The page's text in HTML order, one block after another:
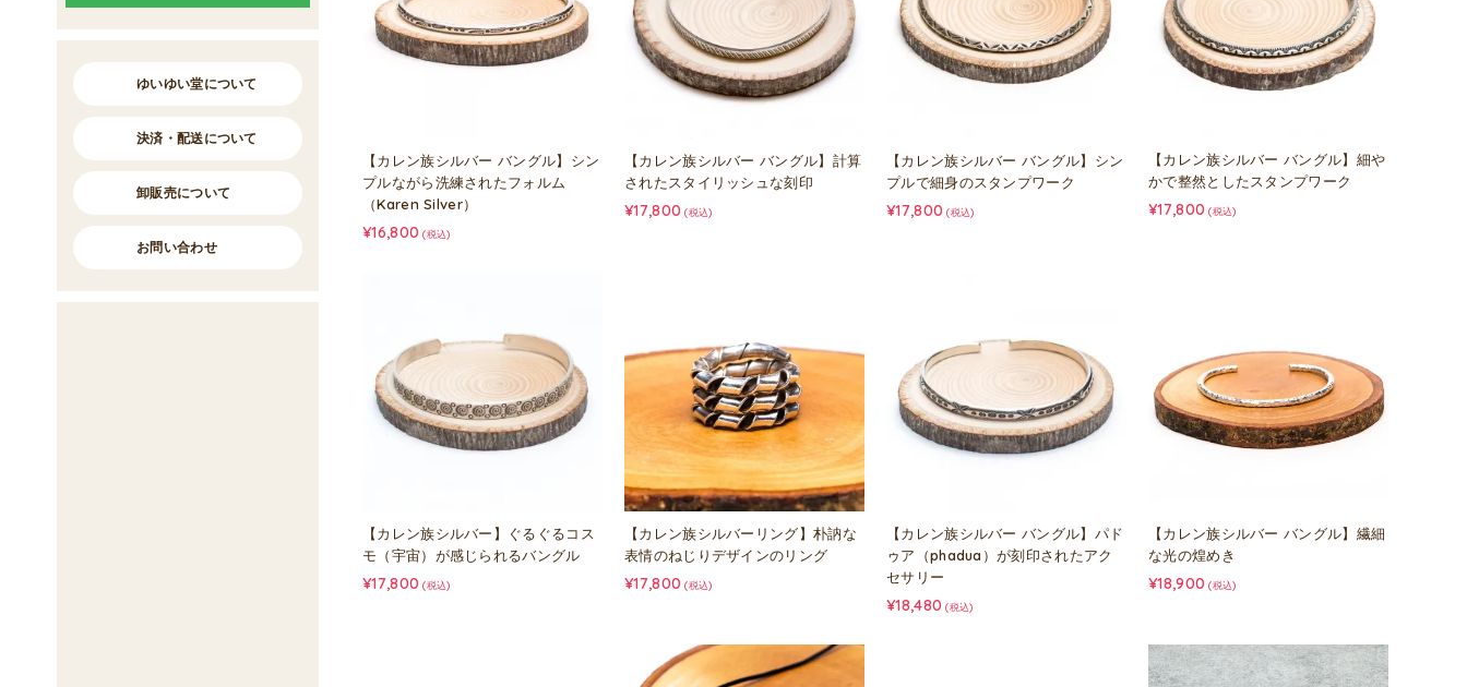
【カレン族シルバー バングル】シン
プルながら洗練されたフォルム
（Karen Silver）
¥16,800 (税込)
【カレン族シルバー バングル】計算
されたスタイリッシュな刻印
¥17,800 (税込)
【カレン族シルバー バングル】シン
プルで細身のスタンプワーク
¥17,800 (税込)
【カレン族シルバー バングル】細や
かで整然としたスタンプワーク
¥17,800 (税込)
【カレン族シルバー】ぐるぐるコス
モ（宇宙）が感じられるバングル
¥17,800 (税込)
【カレン族シルバーリング】朴訥な
表情のねじりデザインのリング
¥17,800 (税込)
【カレン族シルバー バングル】パド
ゥア（phadua）が刻印されたアク
セサリー
¥18,480 (税込)
【カレン族シルバー バングル】繊細
な光の煌めき
¥18,900 (税込)
ゆいゆい堂について
決済・配送について
卸販売について
お問い合わせ